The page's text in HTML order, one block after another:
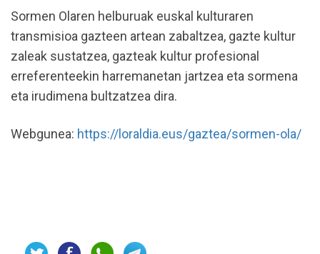
Sormen Olaren helburuak euskal kulturaren
transmisioa gazteen artean zabaltzea, gazte kultur
zaleak sustatzea, gazteak kultur profesional
erreferenteekin harremanetan jartzea eta sormena
eta irudimena bultzatzea dira.
Webgunea: https://loraldia.eus/gaztea/sormen-ola/